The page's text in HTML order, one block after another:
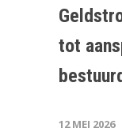
tot
12 MEI 2026